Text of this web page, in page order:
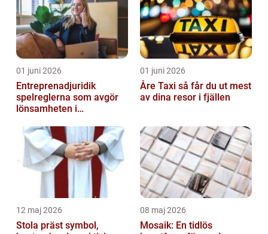
01 juni 2026
Entreprenadjuridik
spelreglerna som avgör
lönsamheten i
01 juni 2026
Åre Taxi så får du ut mest
av dina resor i fjällen
12 maj 2026
Stola präst symbol,
08 maj 2026
Mosaik: En tidlös